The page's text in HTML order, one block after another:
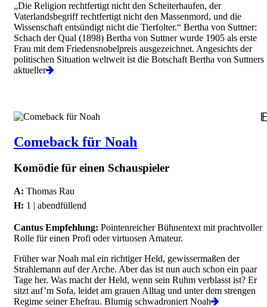
„Die Religion rechtfertigt nicht den Scheiterhaufen, der
Vaterlandsbegriff rechtfertigt nicht den Massenmord, und die
Wissenschaft entsündigt nicht die Tierfolter.“ Bertha von Suttner:
Schach der Qual (1898) Bertha von Suttner wurde 1905 als erste
Frau mit dem Friedensnobelpreis ausgezeichnet. Angesichts der
politischen Situation weltweit ist die Botschaft Bertha von Suttners
aktueller
Comeback für Noah
Komödie für einen Schauspieler
A: Thomas Rau
H: 1 | abendfüllend
Cantus Empfehlung: Pointenreicher Bühnentext mit prachtvoller
Rolle für einen Profi oder virtuosen Amateur.
Früher war Noah mal ein richtiger Held, gewissermaßen der
Strahlemann auf der Arche. Aber das ist nun auch schon ein paar
Tage her. Was macht der Held, wenn sein Ruhm verblasst ist? Er
sitzt auf’m Sofa, leidet am grauen Alltag und unter dem strengen
Regime seiner Ehefrau. Blumig schwadroniert Noah